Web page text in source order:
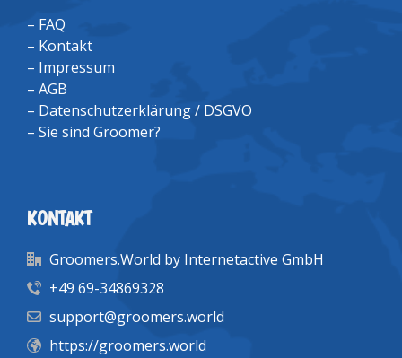
– FAQ
– Kontakt
– Impressum
– AGB
– Datenschutzerklärung / DSGVO
– Sie sind Groomer?
KONTAKT
Groomers.World by Internetactive GmbH
+49 69-34869328
support@groomers.world
https://groomers.world